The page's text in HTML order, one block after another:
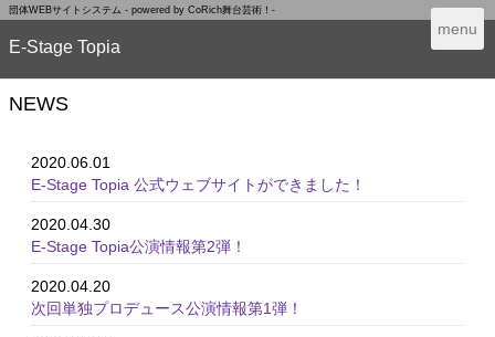
団体WEBサイトシステム - powered by CoRich舞台芸術！-
E-Stage Topia
T
o
v
menu
NEWS
2020.06.01
E-Stage Topia 公式ウェブサイトができました！
2020.04.30
E-Stage Topia公演情報第2弾！
2020.04.20
次回単独プロデュース公演情報第1弾！